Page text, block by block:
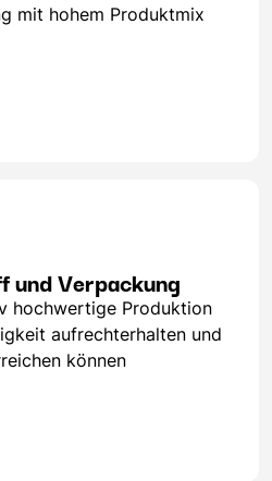
mit hohem Produktmix
und Verpackung
hochwertige Produktion
aufrechterhalten und
können